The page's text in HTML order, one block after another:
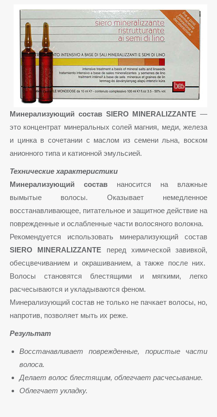
Минерализующий состав SIERO MINERALIZZANTE —
это концентрат минеральных солей магния, меди, железа
и цинка в сочетании с маслом из семени льна, воском
анионного типа и катионной эмульсией.
Технические характеристики
Минерализующий состав наносится на влажные
вымытые волосы. Оказывает немедленное
восстанавливающее, питательное и защитное действие на
поврежденные и ослабленные части волосяного волокна.
Рекомендуется использовать минерализующий состав
SIERO MINERALIZZANTE перед химической завивкой,
обесцвечиванием и окрашиванием, а также после них.
Волосы становятся блестящими и мягкими, легко
расчесываются и укладываются феном.
Минерализующий состав не только не пачкает волосы, но,
напротив, позволяет мыть их реже.
Результат
Восстанавливает поврежденные, пористые части
волоса.
Делает волос блестящим, облегчает расчесывание.
Облегчает укладку.